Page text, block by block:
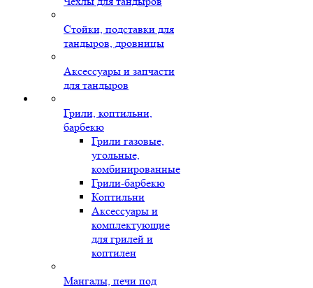
Стойки, подставки для
тандыров, дровницы
Аксессуары и запчасти
для тандыров
Грили, коптильни,
барбекю
Грили газовые,
угольные,
комбинированные
Грили-барбекю
Коптильни
Аксессуары и
комплектующие
для грилей и
коптилен
Мангалы, печи под